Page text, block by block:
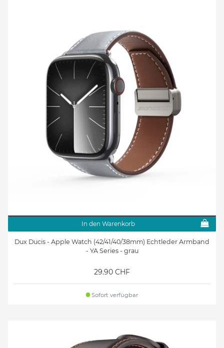
In den Warenkorb
Dux Ducis - Apple Watch (42/41/40/38mm) Echtleder Armband
- YA Series - grau
29.90 CHF
Sofort verfügbar